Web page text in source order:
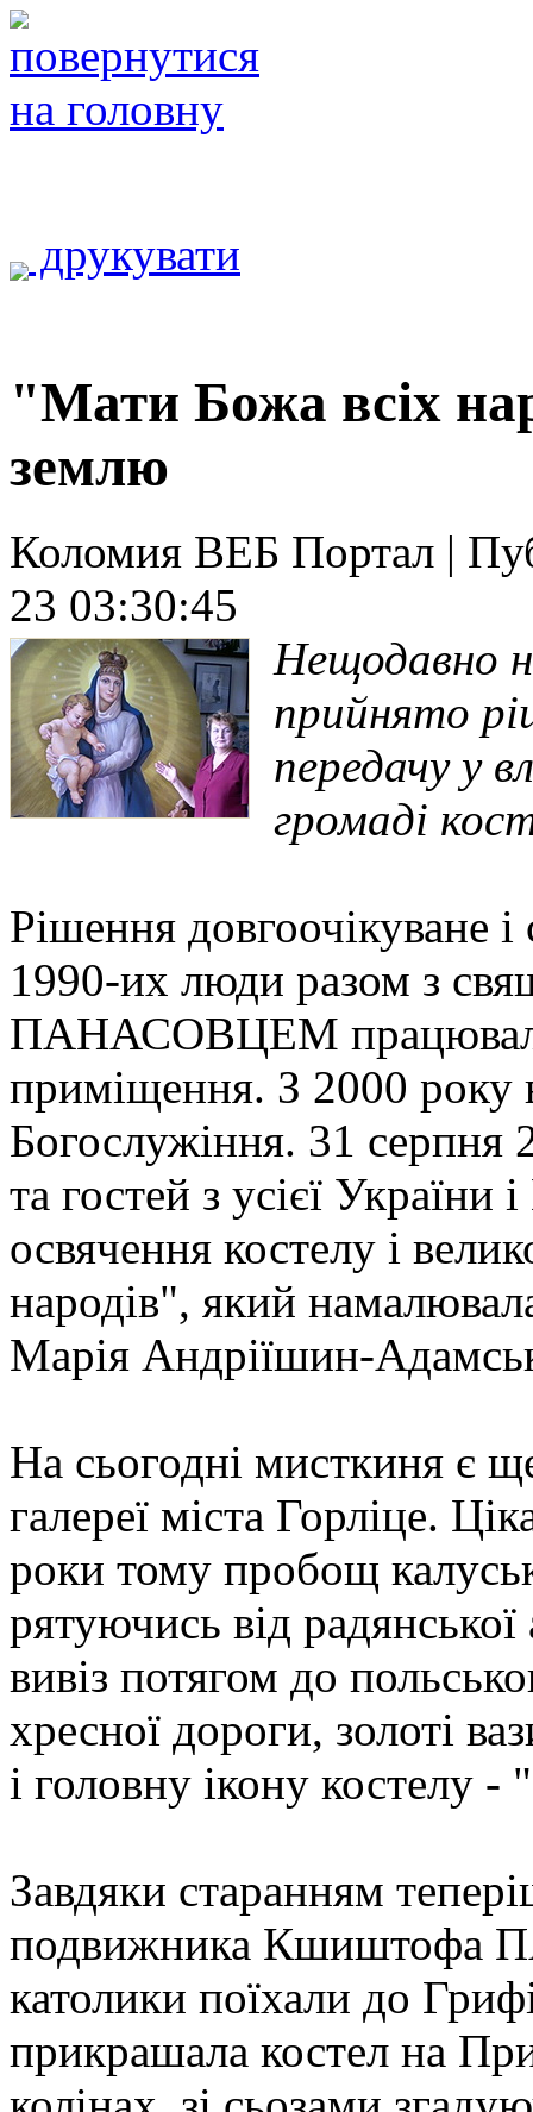
друкувати
"Мати Божа всіх
землю
Коломия ВЕБ Портал |
23 03:30:45
Нещодавно
прийнято
передачу у
громаді
Рішення довгоочікуване
1990-их люди разом з
ПАНАСОВЦЕМ
приміщення. З 2000 року
Богослужіння. 31 серпня
та гостей з усієї України
освячення костелу і
народів", який
Марія Андріїшин-
На сьогодні мисткиня є
галереї міста Горліце.
роки тому пробощ
рятуючись від
вивіз потягом до
хресної дороги, золоті
і головну ікону костелу
Завдяки старанням
подвижника Кшиштофа
католики поїхали до
прикрашала костел на